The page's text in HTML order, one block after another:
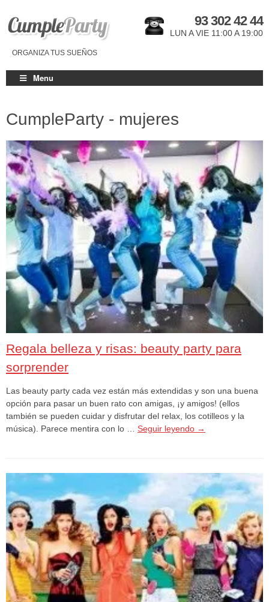
ORGANIZA TUS SUEÑOS
93 302 42 44
LUN A VIE 11:00 A 19:00
Menu
CumpleParty - mujeres
Regala belleza y risas: beauty party para
sorprender
Las beauty party cada vez están más extendidas y son una buena
opción para pasar un buen rato con amigas, ¡y amigos! (ellos
también se pueden cuidar y disfrutar del relax, los cotilleos y la
música). Parece mentira con lo … Seguir leyendo →